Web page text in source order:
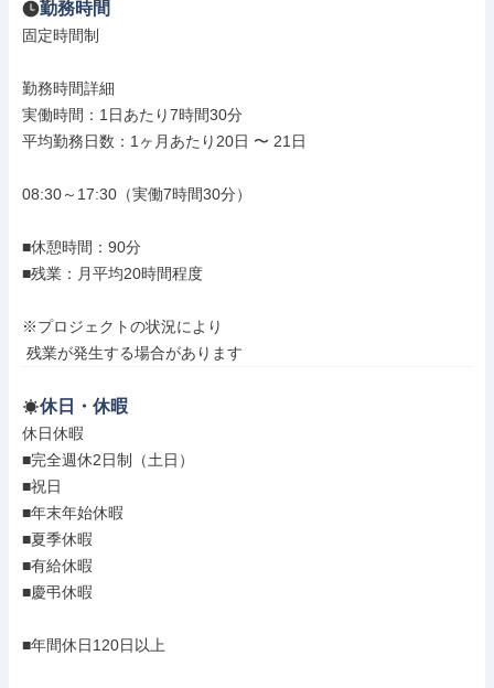
勤務時間
固定時間制
勤務時間詳細
実働時間：1日あたり7時間30分
平均勤務日数：1ヶ月あたり20日 〜 21日
08:30～17:30（実働7時間30分）
■休憩時間：90分
■残業：月平均20時間程度
※プロジェクトの状況により
残業が発生する場合があります
休日・休暇
休日休暇
■完全週休2日制（土日）
■祝日
■年末年始休暇
■夏季休暇
■有給休暇
■慶弔休暇
■年間休日120日以上